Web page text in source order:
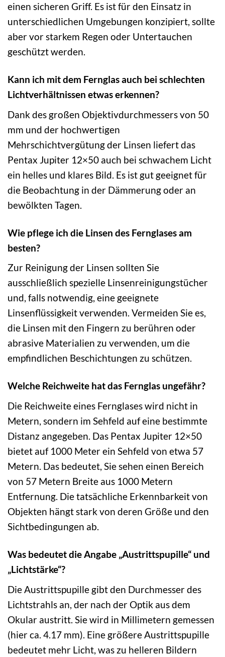
einen sicheren Griff. Es ist für den Einsatz in
unterschiedlichen Umgebungen konzipiert, sollte
aber vor starkem Regen oder Untertauchen
geschützt werden.
Kann ich mit dem Fernglas auch bei schlechten
Lichtverhältnissen etwas erkennen?
Dank des großen Objektivdurchmessers von 50
mm und der hochwertigen
Mehrschichtvergütung der Linsen liefert das
Pentax Jupiter 12×50 auch bei schwachem Licht
ein helles und klares Bild. Es ist gut geeignet für
die Beobachtung in der Dämmerung oder an
bewölkten Tagen.
Wie pflege ich die Linsen des Fernglases am
besten?
Zur Reinigung der Linsen sollten Sie
ausschließlich spezielle Linsenreinigungstücher
und, falls notwendig, eine geeignete
Linsenflüssigkeit verwenden. Vermeiden Sie es,
die Linsen mit den Fingern zu berühren oder
abrasive Materialien zu verwenden, um die
empfindlichen Beschichtungen zu schützen.
Welche Reichweite hat das Fernglas ungefähr?
Die Reichweite eines Fernglases wird nicht in
Metern, sondern im Sehfeld auf eine bestimmte
Distanz angegeben. Das Pentax Jupiter 12×50
bietet auf 1000 Meter ein Sehfeld von etwa 57
Metern. Das bedeutet, Sie sehen einen Bereich
von 57 Metern Breite aus 1000 Metern
Entfernung. Die tatsächliche Erkennbarkeit von
Objekten hängt stark von deren Größe und den
Sichtbedingungen ab.
Was bedeutet die Angabe „Austrittspupille“ und
„Lichtstärke“?
Die Austrittspupille gibt den Durchmesser des
Lichtstrahls an, der nach der Optik aus dem
Okular austritt. Sie wird in Millimetern gemessen
(hier ca. 4.17 mm). Eine größere Austrittspupille
bedeutet mehr Licht, was zu helleren Bildern